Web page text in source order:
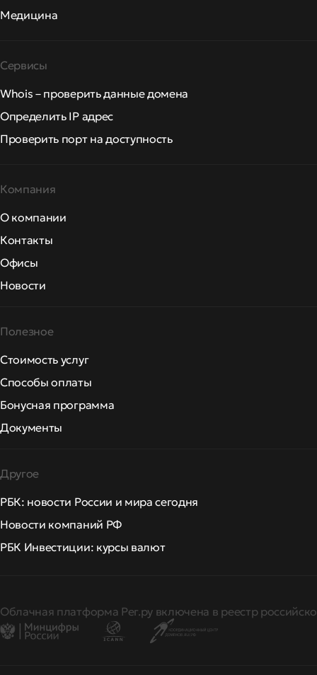
Медицина
Сервисы
Whois – проверить данные домена
Определить IP адрес
Проверить порт на доступность
Компания
О компании
Контакты
Офисы
Новости
Полезное
Стоимость услуг
Способы оплаты
Бонусная программа
Документы
Другое
РБК: новости России и мира сегодня
Новости компаний РФ
РБК Инвестиции: курсы валют
Облачная платформа Рег.ру включена в реестр